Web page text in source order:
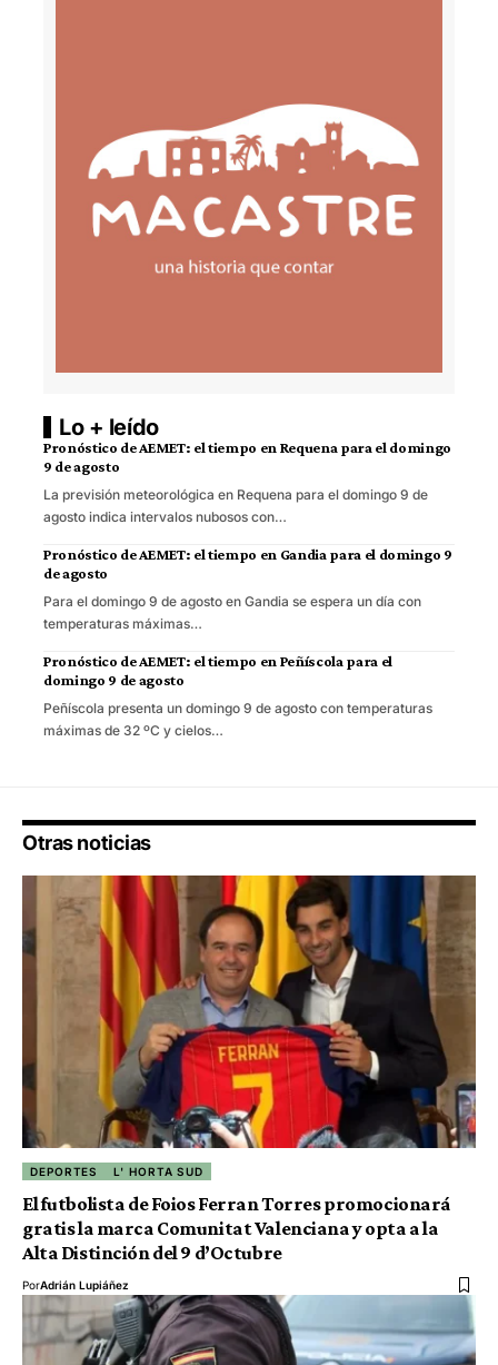
Lo + leído
Pronóstico de AEMET: el tiempo en Requena para el domingo
9 de agosto
La previsión meteorológica en Requena para el domingo 9 de
agosto indica intervalos nubosos con…
Pronóstico de AEMET: el tiempo en Gandia para el domingo 9
de agosto
Para el domingo 9 de agosto en Gandia se espera un día con
temperaturas máximas…
Pronóstico de AEMET: el tiempo en Peñíscola para el
domingo 9 de agosto
Peñíscola presenta un domingo 9 de agosto con temperaturas
máximas de 32 ºC y cielos…
Otras noticias
DEPORTES L' HORTA SUD
El futbolista de Foios Ferran Torres promocionará
gratis la marca Comunitat Valenciana y opta a la
Alta Distinción del 9 d’Octubre
PorAdrián Lupiáñez